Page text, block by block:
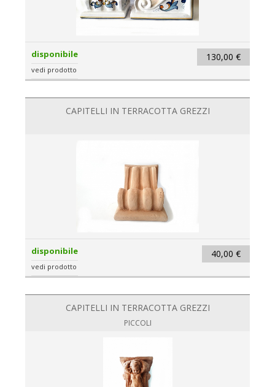
130,00 €
disponibile
vedi prodotto
CAPITELLI IN TERRACOTTA GREZZI
40,00 €
disponibile
vedi prodotto
CAPITELLI IN TERRACOTTA GREZZI
PICCOLI